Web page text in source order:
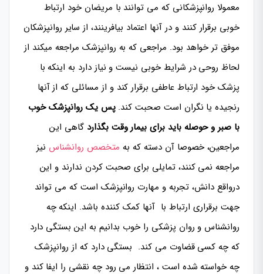
معمولا روانپزشکانی که می توانند با مریضان خود ارتباط
خوبی برقرار کنند و در آنها اعتماد بیافرینند، از سایر روانپزشکان
موفق تر خواهد بود. مراجعی که به روانپزشک مراجعه میکند از
لحاظ روحی در شرایط خوبی نیست و نیاز دارد به اینکه با
پزشک خود ارتباط عاطفی برقرار کند و از مسائلی که از آنها
رنجیده یا نگران است صحبت کند.پس یک روانپزشک خوب
با صبر و حوصله باید برای بیمار وقت بگذارد گاهی این
مراجعین، خصوصا آن دسته که به متخصص روانشناس نیز
مراجعه نمی کنند، تمایلی برای صحبت کردن ندارند و این
درواقع دانش، تجربه و مهارت روانپزشک است که می تواند
جهت برقراری ارتباط با آنها کمک کننده باشد. اینکه چه
روانشناس و روان پزشکی را خوب بدانیم به این بستگی دارد
که چه کسی قضاوت می کند. بستگی دارد که از روانپزشک
چه خواسته شده است ، انتظار می رود چه نقشی را ایفا کند و